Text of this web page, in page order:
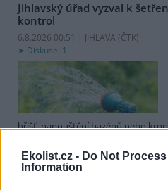
Ekolist.cz - Do Not
Information
Jihlavský úřad vyzval k
kontrol
6.8.2026 00:51 | JIHLAVA (ČTK)
Diskuse: 1
hřišť, napouštění bazénů nebo
kontrolovat povolené odběry.
všechny obce spadající pod Jihlavu